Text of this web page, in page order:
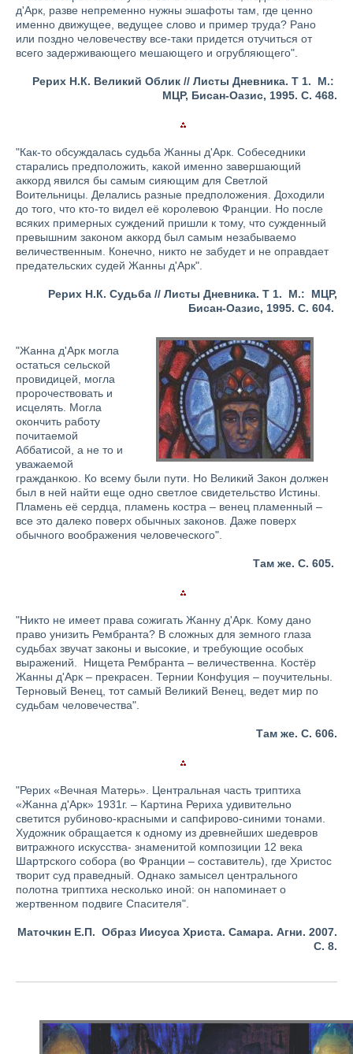
д'Арк, разве непременно нужны эшафоты там, где ценно
именно движущее, ведущее слово и пример труда? Рано
или поздно человечеству все-таки придется отучиться от
всего задерживающего мешающего и огрубляющего".
Рерих Н.К. Великий Облик // Листы Дневника. Т 1. М.:
МЦР, Бисан-Оазис, 1995. С. 468.
"Как-то обсуждалась судьба Жанны д'Арк. Собеседники
старались предположить, какой именно завершающий
аккорд явился бы самым сияющим для Светлой
Воительницы. Делались разные предположения. Доходили
до того, что кто-то видел её королевою Франции. Но после
всяких примерных суждений пришли к тому, что сужденный
превышним законом аккорд был самым незабываемо
величественным. Конечно, никто не забудет и не оправдает
предательских судей Жанны д'Арк".
Рерих Н.К. Cудьба // Листы Дневника. Т 1. М.:
МЦР,
Бисан-Оазис, 1995. С. 604.
"Жанна д'Арк могла
остаться сельской
провидицей, могла
пророчествовать и
исцелять. Могла
окончить работу
почитаемой
Аббатисой, а не то и
уважаемой
гражданкою. Ко всему были пути. Но Великий Закон должен
был в ней найти еще одно светлое свидетельство Истины.
Пламень её сердца, пламень костра – венец пламенный –
все это далеко поверх обычных законов. Даже поверх
обычного воображения человеческого".
Там же. С. 605.
"Никто не имеет права сожигать Жанну д'Арк. Кому дано
право унизить Рембранта? В сложных для земного глаза
судьбах звучат законы и высокие, и требующие особых
выражений. Нищета Рембранта – величественна. Костёр
Жанны д'Арк – прекрасен. Тернии Конфуция – поучительны.
Терновый Венец, тот самый Великий Венец, ведет мир по
судьбам человечества".
Там же. С. 606.
"Рерих «Вечная Матерь». Центральная часть триптиха
«Жанна д'Арк» 1931г. – Картина Рериха удивительно
светится рубиново-красными и сапфирово-синими тонами.
Художник обращается к одному из древнейших шедевров
витражного искусства- знаменитой композиции 12 века
Шартрского собора (во Франции – составитель), где Христос
творит суд праведный. Однако замысел центрального
полотна триптиха несколько иной: он напоминает о
жертвенном подвиге Спасителя".
Маточкин Е.П. Образ Иисуса Христа. Самара. Агни. 2007.
С. 8.